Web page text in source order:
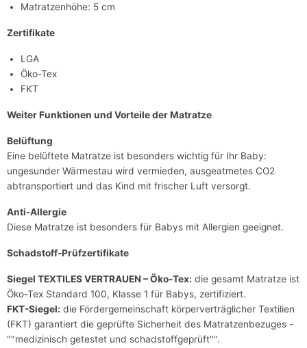
Matratzenhöhe: 5 cm
Zertifikate
LGA
Öko-Tex
FKT
Weiter Funktionen und Vorteile der Matratze
Belüftung
Eine belüftete Matratze ist besonders wichtig für Ihr Baby:
ungesunder Wärmestau wird vermieden, ausgeatmetes CO2
abtransportiert und das Kind mit frischer Luft versorgt.
Anti-Allergie
Diese Matratze ist besonders für Babys mit Allergien geeignet.
Schadstoff-Prüfzertifikate
Siegel TEXTILES VERTRAUEN – Öko-Tex: die gesamt Matratze ist
Öko-Tex Standard 100, Klasse 1 für Babys, zertifiziert.
FKT-Siegel: die Fördergemeinschaft körperverträglicher Textilien
(FKT) garantiert die geprüfte Sicherheit des Matratzenbezuges -
""medizinisch getestet und schadstoffgeprüft"".